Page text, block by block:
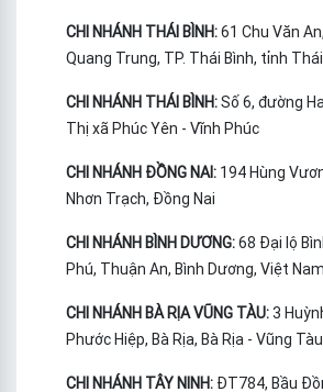
CHI NHÁNH THÁI BÌNH:61 Chu Văn
Quang Trung, TP. Thái Bình, tỉnh
CHI NHÁNH THÁI BÌNH:Số 6, đường
Thị xã Phúc Yên - Vĩnh Phúc
CHI NHÁNH ĐỒNG NAI: 194 Hùng
Nhơn Trạch, Đồng Nai
CHI NHÁNH BÌNH DƯƠNG:68 Đại lộ
Phú, Thuận An, Bình Dương, Việt Nam
CHI NHÁNH BÀ RỊA VŨNG TÀU:3
Phước Hiệp, Bà Rịa, Bà Rịa - Vũng
CHI NHÁNH TÂY NINH: ĐT784, Bầu